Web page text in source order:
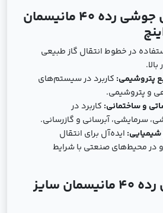
کاربردهای تبدیل جوشی رده 40 مانیسمان
در خطوط انتقال گاز طبیعی
پتروشیمی: کاربرد در سیستم‌های
و پتروشیمی.
و ساختمانی: کاربرد در
سرمایشی، آبرسانی و گازرسانی.
شیمیایی: ایده‌آل برای انتقال
و در محیط‌های صنعتی با شرایط
سایز